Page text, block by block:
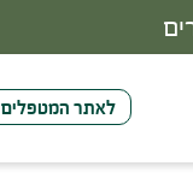
לאתר המטפלים